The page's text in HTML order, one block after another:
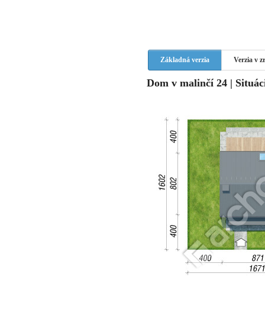
Základná verzia Verzia v
Dom v malinčí 24 |